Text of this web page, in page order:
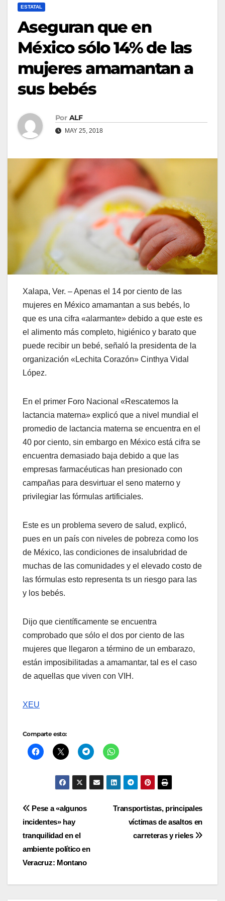
ESTATAL
Aseguran que en
México sólo 14% de las
mujeres amamantan a
sus bebés
Por ALF
MAY 25, 2018
Xalapa, Ver. – Apenas el 14 por ciento de las
mujeres en México amamantan a sus bebés, lo
que es una cifra «alarmante» debido a que este es
el alimento más completo, higiénico y barato que
puede recibir un bebé, señaló la presidenta de la
organización «Lechita Corazón» Cinthya Vidal
López.
En el primer Foro Nacional «Rescatemos la
lactancia materna» explicó que a nivel mundial el
promedio de lactancia materna se encuentra en el
40 por ciento, sin embargo en México está cifra se
encuentra demasiado baja debido a que las
empresas farmacéuticas han presionado con
campañas para desvirtuar el seno materno y
privilegiar las fórmulas artificiales.
Este es un problema severo de salud, explicó,
pues en un país con niveles de pobreza como los
de México, las condiciones de insalubridad de
muchas de las comunidades y el elevado costo de
las fórmulas esto representa ts un riesgo para las
y los bebés.
Dijo que científicamente se encuentra
comprobado que sólo el dos por ciento de las
mujeres que llegaron a término de un embarazo,
están imposibilitadas a amamantar, tal es el caso
de aquellas que viven con VIH.
XEU
Comparte esto:
Navegación
de
entradas
Transportistas, principales
víctimas de asaltos en
carreteras y rieles
Pese a «algunos
incidentes» hay
tranquilidad en el
ambiente político en
Veracruz: Montano